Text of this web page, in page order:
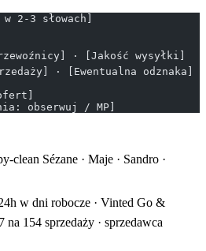
3 słowach]
· [Jakość wysyłki]
· [Ewentualna odznaka]
obserwuj / MP]
clean Sézane · Maje · Sandro ·
w dni robocze · Vinted Go &
154 sprzedaży · sprzedawca